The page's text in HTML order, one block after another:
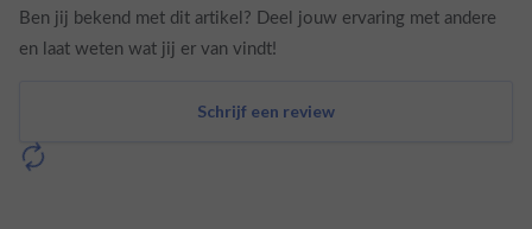
Ben jij bekend met dit artikel? Deel jouw ervaring met andere
en laat weten wat jij er van vindt!
Schrijf een review